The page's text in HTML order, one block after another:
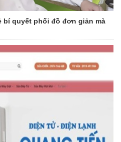
bí quyết phối đồ đơn giản mà